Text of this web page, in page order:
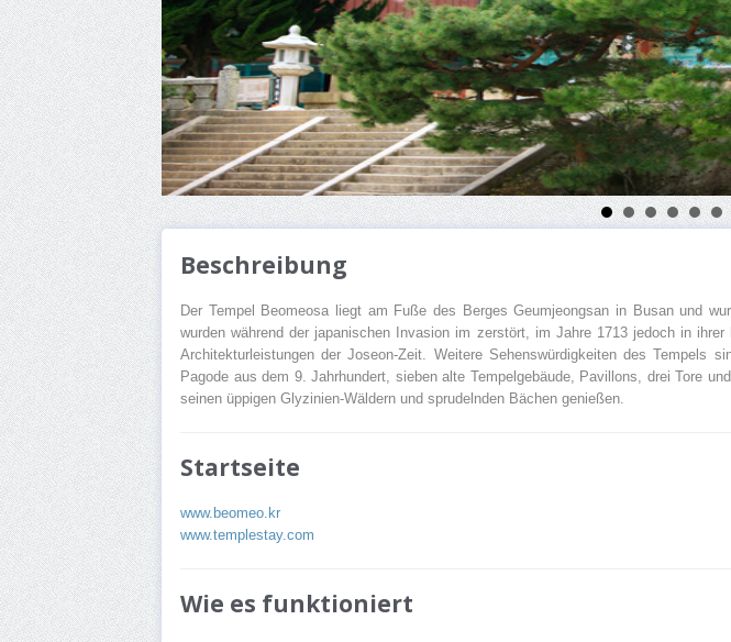
Beschreibung
Der Tempel Beomeosa liegt am Fuße des Berges Geumjeongsan in Busan und
wurden während der japanischen Invasion im zerstört, im Jahre 1713 jedoch in
Architekturleistungen der Joseon-Zeit. Weitere Sehenswürdigkeiten des Tempels
Pagode aus dem 9. Jahrhundert, sieben alte Tempelgebäude, Pavillons, drei Tore
seinen üppigen Glyzinien-Wäldern und sprudelnden Bächen genießen.
Startseite
www.beomeo.kr
www.templestay.com
Wie es funktioniert